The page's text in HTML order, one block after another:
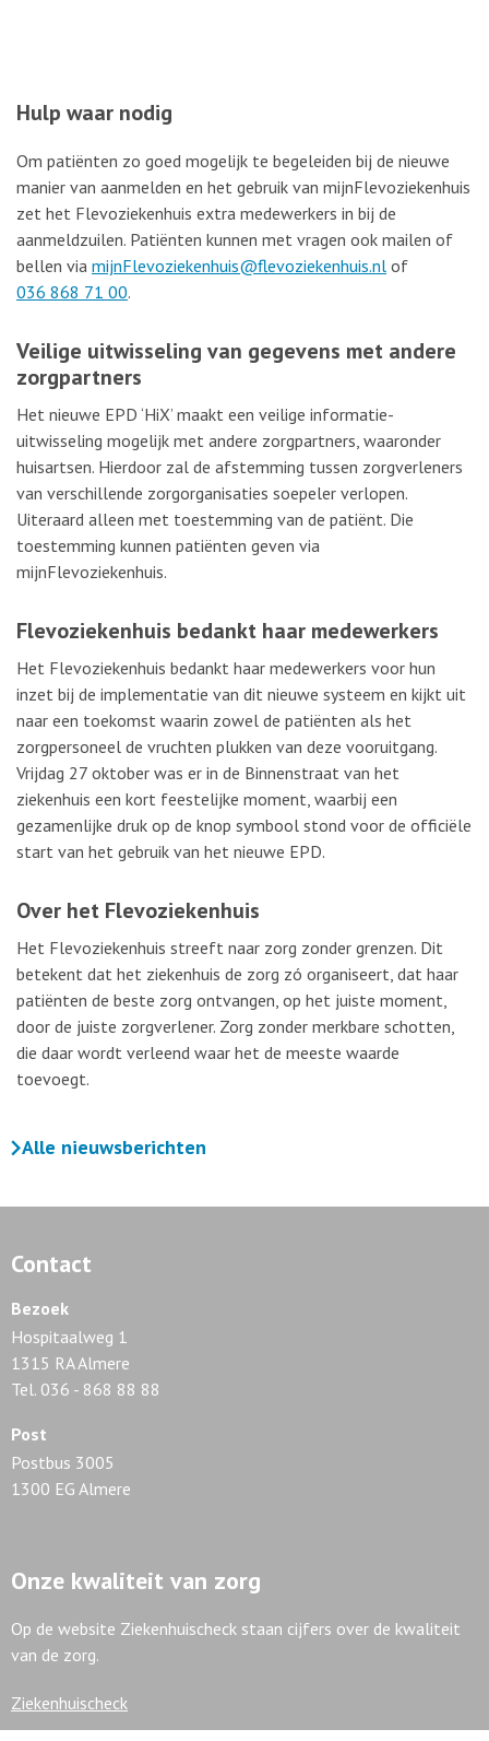
Hulp waar nodig
Om patiënten zo goed mogelijk te begeleiden bij de nieuwe
manier van aanmelden en het gebruik van mijnFlevoziekenhuis
zet het Flevoziekenhuis extra medewerkers in bij de
aanmeldzuilen. Patiënten kunnen met vragen ook mailen of
bellen via mijnFlevoziekenhuis@flevoziekenhuis.nl of
036 868 71 00.
Veilige uitwisseling van gegevens met andere
zorgpartners
Het nieuwe EPD ‘HiX’ maakt een veilige informatie-
uitwisseling mogelijk met andere zorgpartners, waaronder
huisartsen. Hierdoor zal de afstemming tussen zorgverleners
van verschillende zorgorganisaties soepeler verlopen.
Uiteraard alleen met toestemming van de patiënt. Die
toestemming kunnen patiënten geven via
mijnFlevoziekenhuis.
Flevoziekenhuis bedankt haar medewerkers
Het Flevoziekenhuis bedankt haar medewerkers voor hun
inzet bij de implementatie van dit nieuwe systeem en kijkt uit
naar een toekomst waarin zowel de patiënten als het
zorgpersoneel de vruchten plukken van deze vooruitgang.
Vrijdag 27 oktober was er in de Binnenstraat van het
ziekenhuis een kort feestelijke moment, waarbij een
gezamenlijke druk op de knop symbool stond voor de officiële
start van het gebruik van het nieuwe EPD.
Over het Flevoziekenhuis
Het Flevoziekenhuis streeft naar zorg zonder grenzen. Dit
betekent dat het ziekenhuis de zorg zó organiseert, dat haar
patiënten de beste zorg ontvangen, op het juiste moment,
door de juiste zorgverlener. Zorg zonder merkbare schotten,
die daar wordt verleend waar het de meeste waarde
toevoegt.
Alle nieuwsberichten
Contact
Bezoek
Hospitaalweg 1
1315 RA Almere
Tel. 036 - 868 88 88
Post
Postbus 3005
1300 EG Almere
Onze kwaliteit van zorg
Op de website Ziekenhuischeck staan cijfers over de kwaliteit
van de zorg.
Ziekenhuischeck